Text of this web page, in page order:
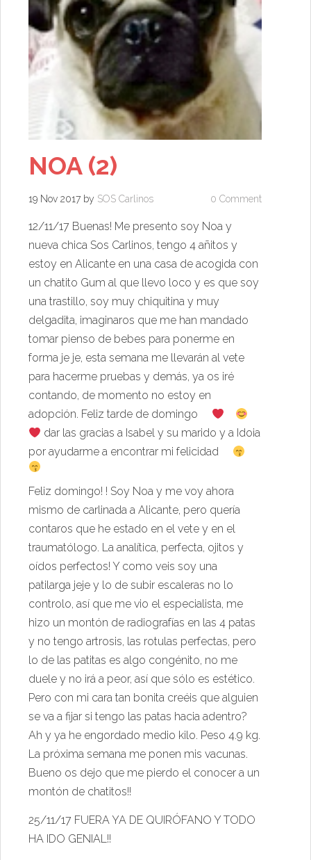
NOA (2)
19 Nov 2017 by SOS Carlinos 0 Comment
12/11/17 Buenas! Me presento soy Noa y
nueva chica Sos Carlinos, tengo 4 añitos y
estoy en Alicante en una casa de acogida con
un chatito Gum al que llevo loco y es que soy
una trastillo, soy muy chiquitina y muy
delgadita, imaginaros que me han mandado
tomar pienso de bebes para ponerme en
forma je je, esta semana me llevarán al vete
para hacerme pruebas y demás, ya os iré
contando, de momento no estoy en
adopción. Feliz tarde de domingo
dar las gracias a Isabel y su marido y a Idoia
por ayudarme a encontrar mi felicidad
Feliz domingo! ! Soy Noa y me voy ahora
mismo de carlinada a Alicante, pero quería
contaros que he estado en el vete y en el
traumatólogo. La analítica, perfecta, ojitos y
oídos perfectos! Y como veis soy una
patilarga jeje y lo de subir escaleras no lo
controlo, así que me vio el especialista, me
hizo un montón de radiografías en las 4 patas
y no tengo artrosis, las rotulas perfectas, pero
lo de las patitas es algo congénito, no me
duele y no irá a peor, así que sólo es estético.
Pero con mi cara tan bonita creéis que alguien
se va a fijar si tengo las patas hacia adentro?
Ah y ya he engordado medio kilo. Peso 4.9 kg.
La próxima semana me ponen mis vacunas.
Bueno os dejo que me pierdo el conocer a un
montón de chatitos!!
25/11/17 FUERA YA DE QUIRÓFANO Y TODO
HA IDO GENIAL!!